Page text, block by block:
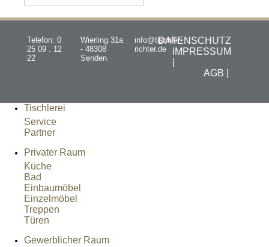
Telefon: 0
25 09 . 12
22
Wierling 31a
- 48308
Senden
info@tischler-
richter.de
DATENSCHUTZ
IMPRESSUM
AGB |
Tischlerei
Service
Partner
Privater Raum
Küche
Bad
Einbaumöbel
Einzelmöbel
Treppen
Türen
Gewerblicher Raum